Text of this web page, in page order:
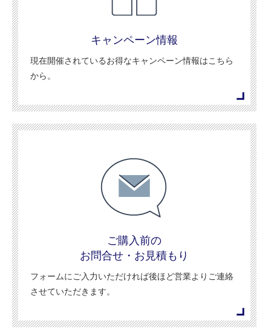
キャンペーン情報
現在開催されているお得なキャンペーン情報はこちら
から。
ご購入前の
お問合せ・お見積もり
フォームにご入力いただければ後ほど営業よりご連絡
させていただきます。